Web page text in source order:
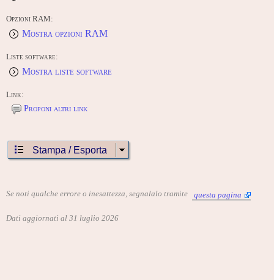
Opzioni RAM:
Mostra opzioni RAM
Liste software:
Mostra liste software
Link:
Proponi altri link
Stampa / Esporta
Se noti qualche errore o inesattezza, segnalalo tramite questa pagina
Dati aggiornati al 31 luglio 2026